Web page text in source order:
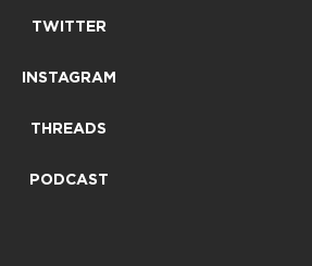
TWITTER
INSTAGRAM
THREADS
PODCAST